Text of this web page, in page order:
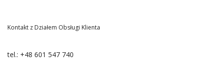
Kontakt z Działem Obsługi Klienta
tel.: +48 601 547 740